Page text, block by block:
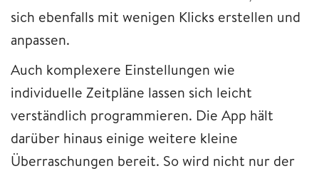
sich ebenfalls mit wenigen Klicks erstellen und
anpassen.
Auch komplexere Einstellungen wie
individuelle Zeitpläne lassen sich leicht
verständlich programmieren. Die App hält
darüber hinaus einige weitere kleine
Überraschungen bereit. So wird nicht nur der